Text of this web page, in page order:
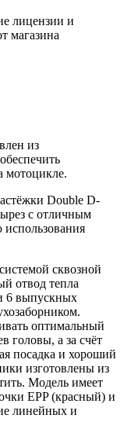
лицензии и
магазина
из
мотоцикле.
Double D-
с отличным
сквозной
отвод тепла
6 выпускных
оптимальный
головы, а за счёт
посадка и хороший
изготовлены из
Модель имеет
EPP (красный) и
линейных и